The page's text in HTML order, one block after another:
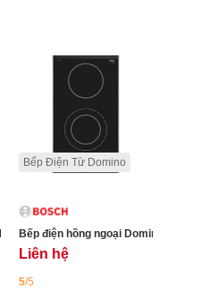
Bếp Điện Từ Domino
Bếp điện hồng ngoại Domino Bosch
Liên hệ
5/5